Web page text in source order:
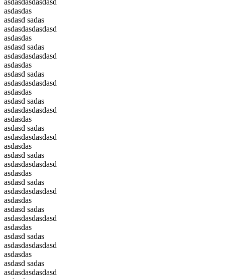
asdasdasdasdasd
asdasdas
asdasd sadas
asdasdasdasdasd
asdasdas
asdasd sadas
asdasdasdasdasd
asdasdas
asdasd sadas
asdasdasdasdasd
asdasdas
asdasd sadas
asdasdasdasdasd
asdasdas
asdasd sadas
asdasdasdasdasd
asdasdas
asdasd sadas
asdasdasdasdasd
asdasdas
asdasd sadas
asdasdasdasdasd
asdasdas
asdasd sadas
asdasdasdasdasd
asdasdas
asdasd sadas
asdasdasdasdasd
asdasdas
asdasd sadas
asdasdasdasdasd